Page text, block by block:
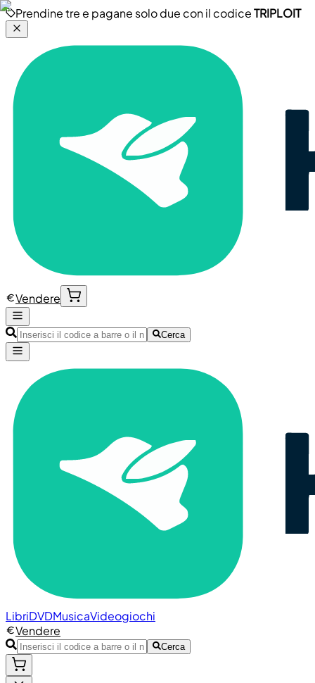
Prendine tre e pagane solo due con il codiceTRIPLOIT
Vendere
Cerca
LibriDVDMusicaVideogiochi
Vendere
Cerca